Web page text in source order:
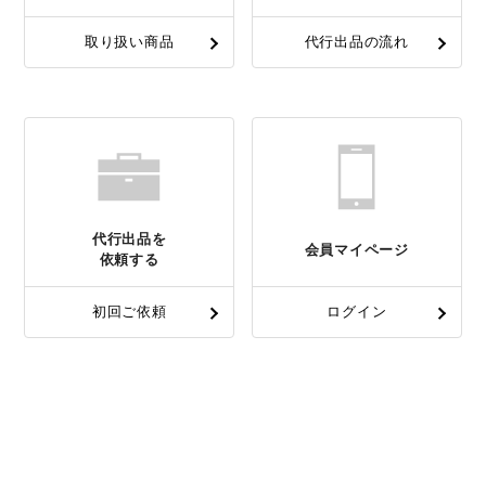
取り扱い商品 代行出品の流れ
代行出品を
依頼する
初回ご依頼
会員マイページ
ログイン